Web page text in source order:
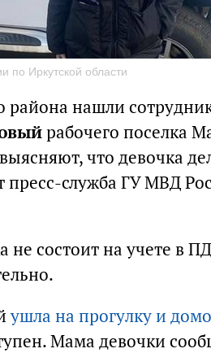
по Иркутской области
района нашли
рабочего поселка
что девочка
пресс-служба ГУ МВД
состоит на учете в
ушла на прогулку и
Мама девочки